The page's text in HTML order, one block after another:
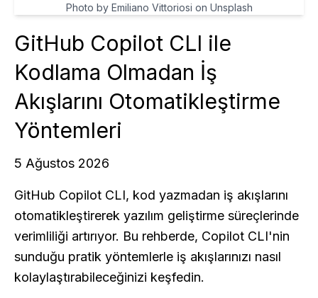
Photo by Emiliano Vittoriosi on Unsplash
GitHub Copilot CLI ile
Kodlama Olmadan İş
Akışlarını Otomatikleştirme
Yöntemleri
5 Ağustos 2026
GitHub Copilot CLI, kod yazmadan iş akışlarını
otomatikleştirerek yazılım geliştirme süreçlerinde
verimliliği artırıyor. Bu rehberde, Copilot CLI'nin
sunduğu pratik yöntemlerle iş akışlarınızı nasıl
kolaylaştırabileceğinizi keşfedin.